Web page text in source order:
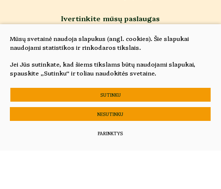
Ivertinkite mūsų paslaugas
Vertinti
Sukurta:TEXUS
Slapukų parinktys
Duomenų apsauga
Mūsų svetainė naudoja slapukus (angl. cookies). Šie slapukai
naudojami statistikos ir rinkodaros tikslais.
Jei Jūs sutinkate, kad šiems tikslams būtų naudojami slapukai,
spauskite „Sutinku“ ir toliau naudokitės svetaine.
SUTINKU
NESUTINKU
PARINKTYS